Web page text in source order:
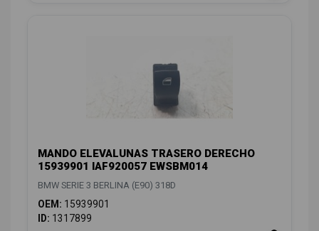
MANDO ELEVALUNAS TRASERO DERECHO
15939901 IAF920057 EWSBM014
BMW SERIE 3 BERLINA (E90) 318D
OEM: 15939901
ID: 1317899